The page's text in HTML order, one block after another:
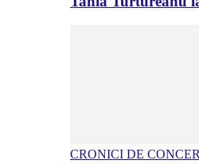
CRONICI DE